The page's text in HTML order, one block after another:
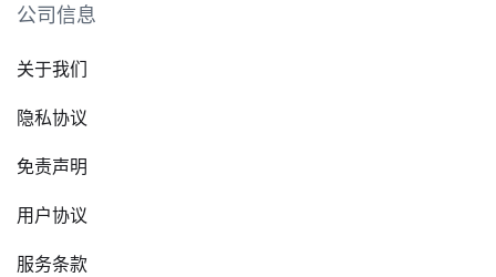
公司信息
关于我们
隐私协议
免责声明
用户协议
服务条款